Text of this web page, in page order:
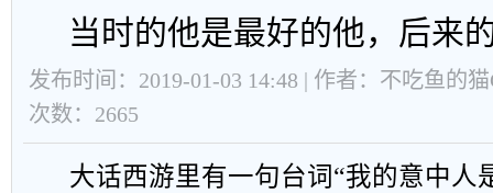
当时的他是最好的他，后来
发布时间：2019-01-03 14:48 | 作者：不吃鱼的
次数：2665
大话西游里有一句台词“我的意中人